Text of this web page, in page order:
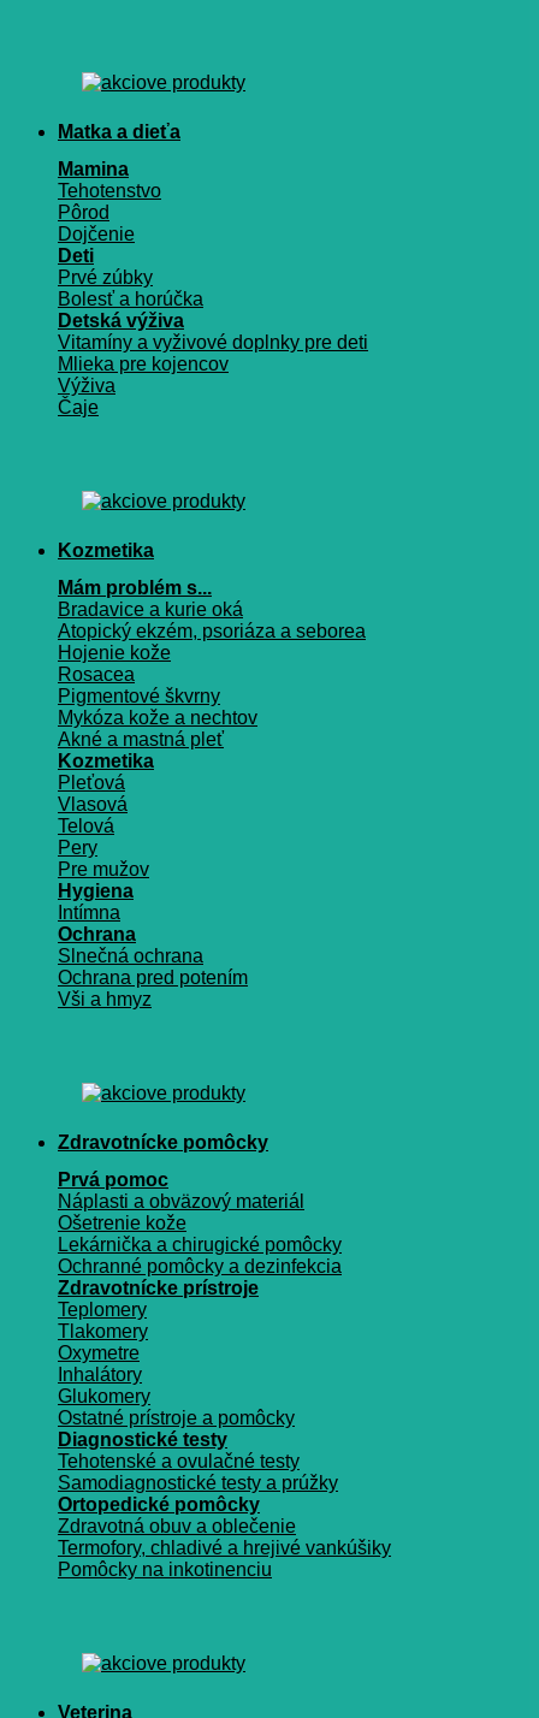
Matka a dieťa
Mamina
Tehotenstvo
Pôrod
Dojčenie
Deti
Prvé zúbky
Bolesť a horúčka
Detská výživa
Vitamíny a vyživové doplnky pre deti
Mlieka pre kojencov
Výživa
Čaje
Kozmetika
Mám problém s...
Bradavice a kurie oká
Atopický ekzém, psoriáza a seborea
Hojenie kože
Rosacea
Pigmentové škvrny
Mykóza kože a nechtov
Akné a mastná pleť
Kozmetika
Pleťová
Vlasová
Telová
Pery
Pre mužov
Hygiena
Intímna
Ochrana
Slnečná ochrana
Ochrana pred potením
Vši a hmyz
Zdravotnícke pomôcky
Prvá pomoc
Náplasti a obväzový materiál
Ošetrenie kože
Lekárnička a chirugické pomôcky
Ochranné pomôcky a dezinfekcia
Zdravotnícke prístroje
Teplomery
Tlakomery
Oxymetre
Inhalátory
Glukomery
Ostatné prístroje a pomôcky
Diagnostické testy
Tehotenské a ovulačné testy
Samodiagnostické testy a prúžky
Ortopedické pomôcky
Zdravotná obuv a oblečenie
Termofory, chladivé a hrejivé vankúšiky
Pomôcky na inkotinenciu
Veterina